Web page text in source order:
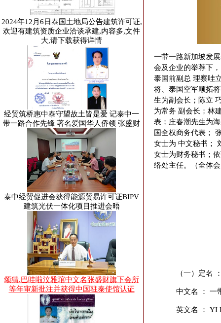
2024年12月6日泰国土地局公告建筑许可证,
欢迎有建筑资质企业洽谈承建,内容多,文件
大,请下载获得详情
经贸筑桥惠中泰守望故土皆是爱 记泰中一
带一路合作先锋 著名爱国华人侨领 张盛财
泰中经贸促进会获得能源贸易许可证BIPV
建筑光伏一体化项目推进会晤
颂猜.巴哇啦汶雅琯中文名张盛财旗下会所
等年审新批注并获得中国驻泰使馆认证
一带一路新加坡发
会及企业的举荐下
泰国前副总 理察哇
将、泰国空军顺拓
生为副会长；陈立
为常务 副会长；林
表；庄春潮先生为
国全权商务代表；
女士为 中文秘书；
女士为财务秘书；
络处主任。（全体
（一）定名
中文名 ： 一
英文名 ： YI